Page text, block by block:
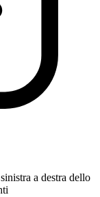
a destra dello